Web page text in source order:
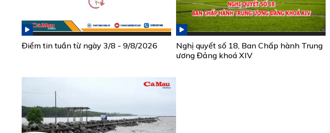
Điểm tin tuần từ ngày 3/8 - 9/8/2026
Nghị quyết số 18, Ban Chấp hành Trung
ương Đảng khoá XIV